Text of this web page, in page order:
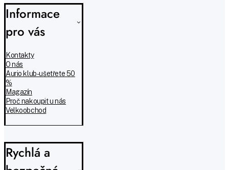
Informace
pro vás
Kontakty
O nás
Aurio klub - ušetřete 50
%
Magazín
Proč nakoupit u nás
Velkoobchod
Rychlá a